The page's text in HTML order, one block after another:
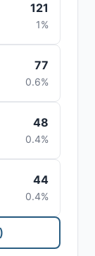
121
1%
77
0.6%
48
0.4%
44
0.4%